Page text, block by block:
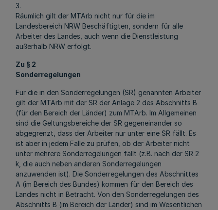
3.
Räumlich gilt der MTArb nicht nur für die im
Landesbereich NRW Beschäftigten, sondern für alle
Arbeiter des Landes, auch wenn die Dienstleistung
außerhalb NRW erfolgt.
Zu § 2
Sonderregelungen
Für die in den Sonderregelungen (SR) genannten Arbeiter
gilt der MTArb mit der SR der Anlage 2 des Abschnitts B
(für den Bereich der Länder) zum MTArb. Im Allgemeinen
sind die Geltungsbereiche der SR gegeneinander so
abgegrenzt, dass der Arbeiter nur unter eine SR fällt. Es
ist aber in jedem Falle zu prüfen, ob der Arbeiter nicht
unter mehrere Sonderregelungen fällt (z.B. nach der SR 2
k, die auch neben anderen Sonderregelungen
anzuwenden ist). Die Sonderregelungen des Abschnittes
A (im Bereich des Bundes) kommen für den Bereich des
Landes nicht in Betracht. Von den Sonderregelungen des
Abschnitts B (im Bereich der Länder) sind im Wesentlichen